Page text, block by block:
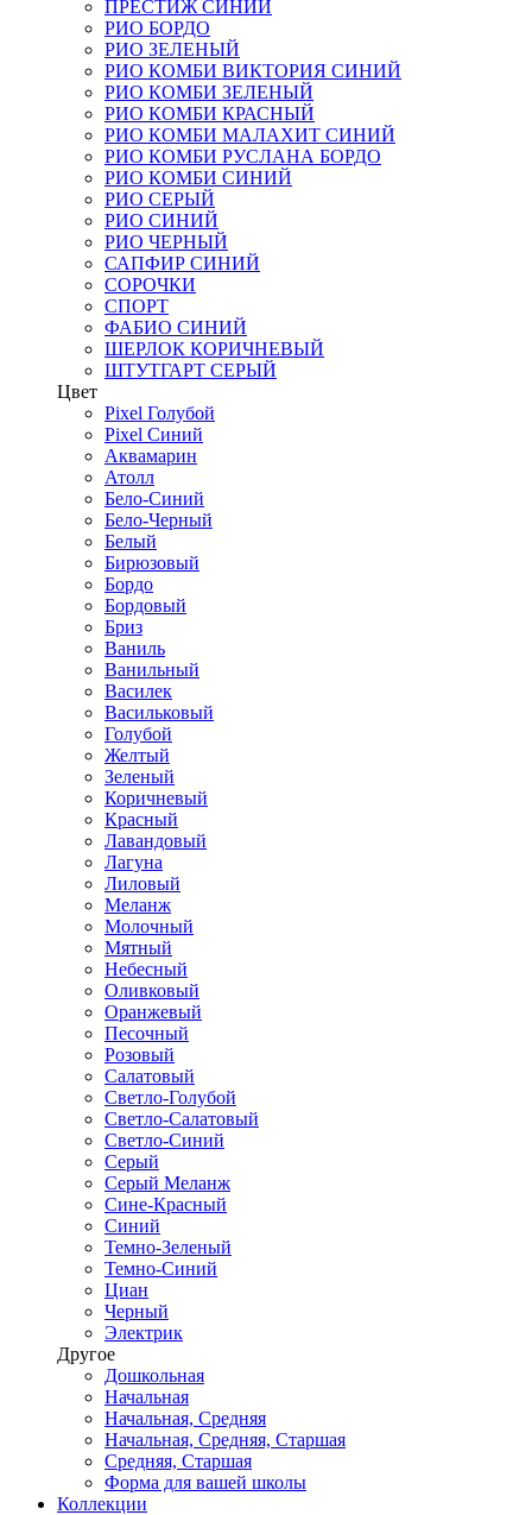
ПРЕСТИЖ СИНИЙ
РИО БОРДО
РИО ЗЕЛЕНЫЙ
РИО КОМБИ ВИКТОРИЯ СИНИЙ
РИО КОМБИ ЗЕЛЕНЫЙ
РИО КОМБИ КРАСНЫЙ
РИО КОМБИ МАЛАХИТ СИНИЙ
РИО КОМБИ РУСЛАНА БОРДО
РИО КОМБИ СИНИЙ
РИО СЕРЫЙ
РИО СИНИЙ
РИО ЧЕРНЫЙ
САПФИР СИНИЙ
СОРОЧКИ
СПОРТ
ФАБИО СИНИЙ
ШЕРЛОК КОРИЧНЕВЫЙ
ШТУТГАРТ СЕРЫЙ
Цвет
Pixel Голубой
Pixel Синий
Аквамарин
Атолл
Бело-Синий
Бело-Черный
Белый
Бирюзовый
Бордо
Бордовый
Бриз
Ваниль
Ванильный
Василек
Васильковый
Голубой
Желтый
Зеленый
Коричневый
Красный
Лавандовый
Лагуна
Лиловый
Меланж
Молочный
Мятный
Небесный
Оливковый
Оранжевый
Песочный
Розовый
Салатовый
Светло-Голубой
Светло-Салатовый
Светло-Синий
Серый
Серый Меланж
Сине-Красный
Синий
Темно-Зеленый
Темно-Синий
Циан
Черный
Электрик
Другое
Дошкольная
Начальная
Начальная, Средняя
Начальная, Средняя, Старшая
Средняя, Старшая
Форма для вашей школы
Коллекции